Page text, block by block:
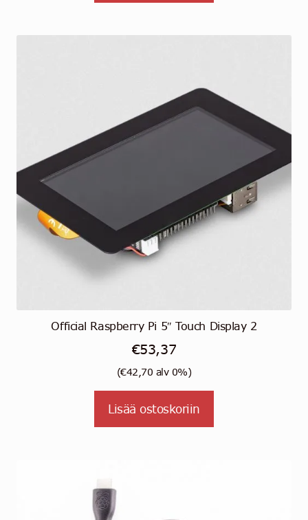
Official Raspberry Pi 5″ Touch Display 2
€53,37
(€42,70 alv 0%)
Lisää ostoskoriin